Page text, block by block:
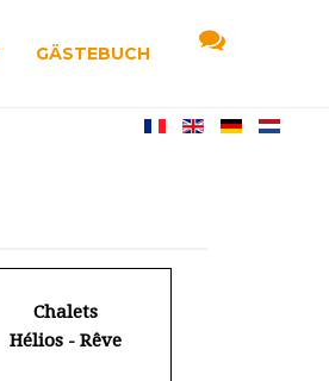
GÄSTEBUCH
Chalets
Hélios - Rêve